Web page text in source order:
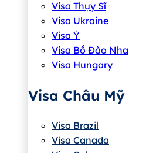
Visa Thụy Sĩ
Visa Ukraine
Visa Ý
Visa Bồ Đào Nha
Visa Hungary
Visa Châu Mỹ
Visa Brazil
Visa Canada